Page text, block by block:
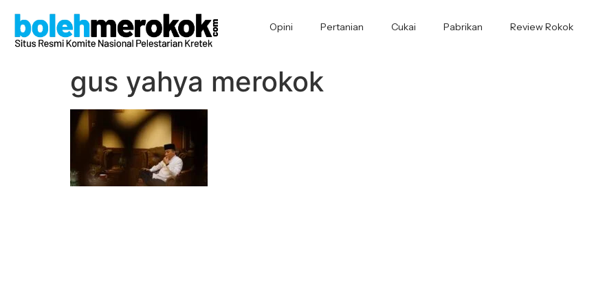
Opini Pertanian Cukai Pabrikan Review Rokok
gus yahya merokok